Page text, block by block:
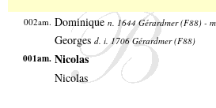
002am. Dominique n. 1644 Gérardmer (F88) -
Georges d. i. 1706 Gérardmer (F88)
001am. Nicolas
Nicolas